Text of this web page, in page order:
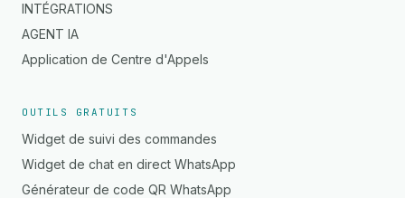
INTÉGRATIONS
AGENT IA
Application de Centre d'Appels
OUTILS GRATUITS
Widget de suivi des commandes
Widget de chat en direct WhatsApp
Générateur de code QR WhatsApp